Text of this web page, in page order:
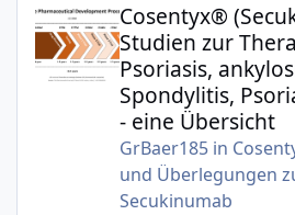
Cosentyx®
Studien zur
Psoriasis,
Spondylitis,
- eine Übersicht
GrBaer185in
und Überlegungen
Secukinumab